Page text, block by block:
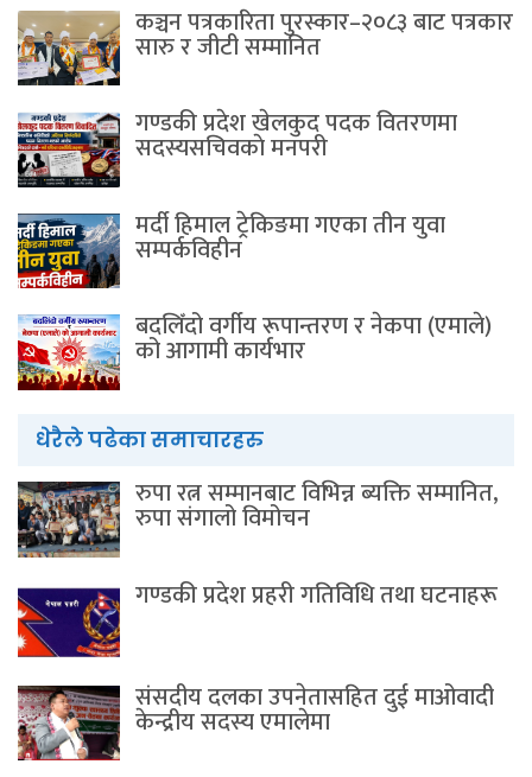
कञ्चन पत्रकारिता पुरस्कार–२०८३ बाट पत्रकार
सारु र जीटी सम्मानित
गण्डकी प्रदेश खेलकुद पदक वितरणमा
सदस्यसचिवकाे मनपरी
मर्दी हिमाल ट्रेकिङमा गएका तीन युवा
सम्पर्कविहीन
बदलिँदो वर्गीय रूपान्तरण र नेकपा (एमाले)
को आगामी कार्यभार
धेरैले पढेका समाचारहरु
रुपा रत्न सम्मानबाट विभिन्न ब्यक्ति सम्मानित,
रुपा संगालो विमोचन
गण्डकी प्रदेश प्रहरी गतिविधि तथा घटनाहरू
संसदीय दलका उपनेतासहित दुई माओवादी
केन्द्रीय सदस्य एमालेमा